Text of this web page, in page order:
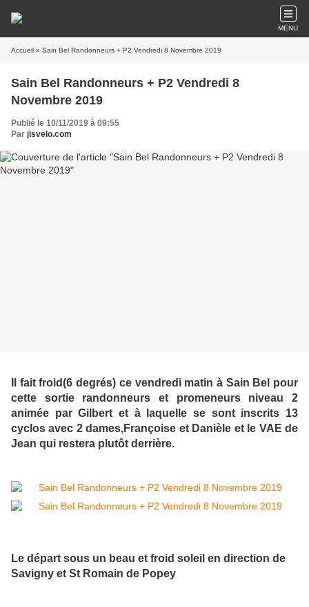
MENU
Accueil » Sain Bel Randonneurs + P2 Vendredi 8 Novembre 2019
Sain Bel Randonneurs + P2 Vendredi 8
Novembre 2019
Publié le 10/11/2019 à 09:55
Par jlsvelo.com
Il fait froid(6 degrés) ce vendredi matin à Sain Bel pour
cette sortie randonneurs et promeneurs niveau 2
animée par Gilbert et à laquelle se sont inscrits 13
cyclos avec 2 dames,Françoise et Danièle et le VAE de
Jean qui restera plutôt derrière.
Le départ sous un beau et froid soleil en direction de
Savigny et St Romain de Popey